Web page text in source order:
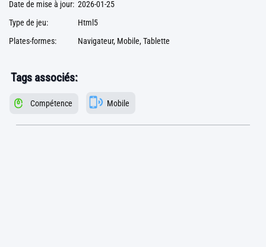
Date de mise à jour: 2026-01-25
Type de jeu:
Html5
Plates-formes:
Navigateur, Mobile, Tablette
Tags associés:
Compétence Mobile